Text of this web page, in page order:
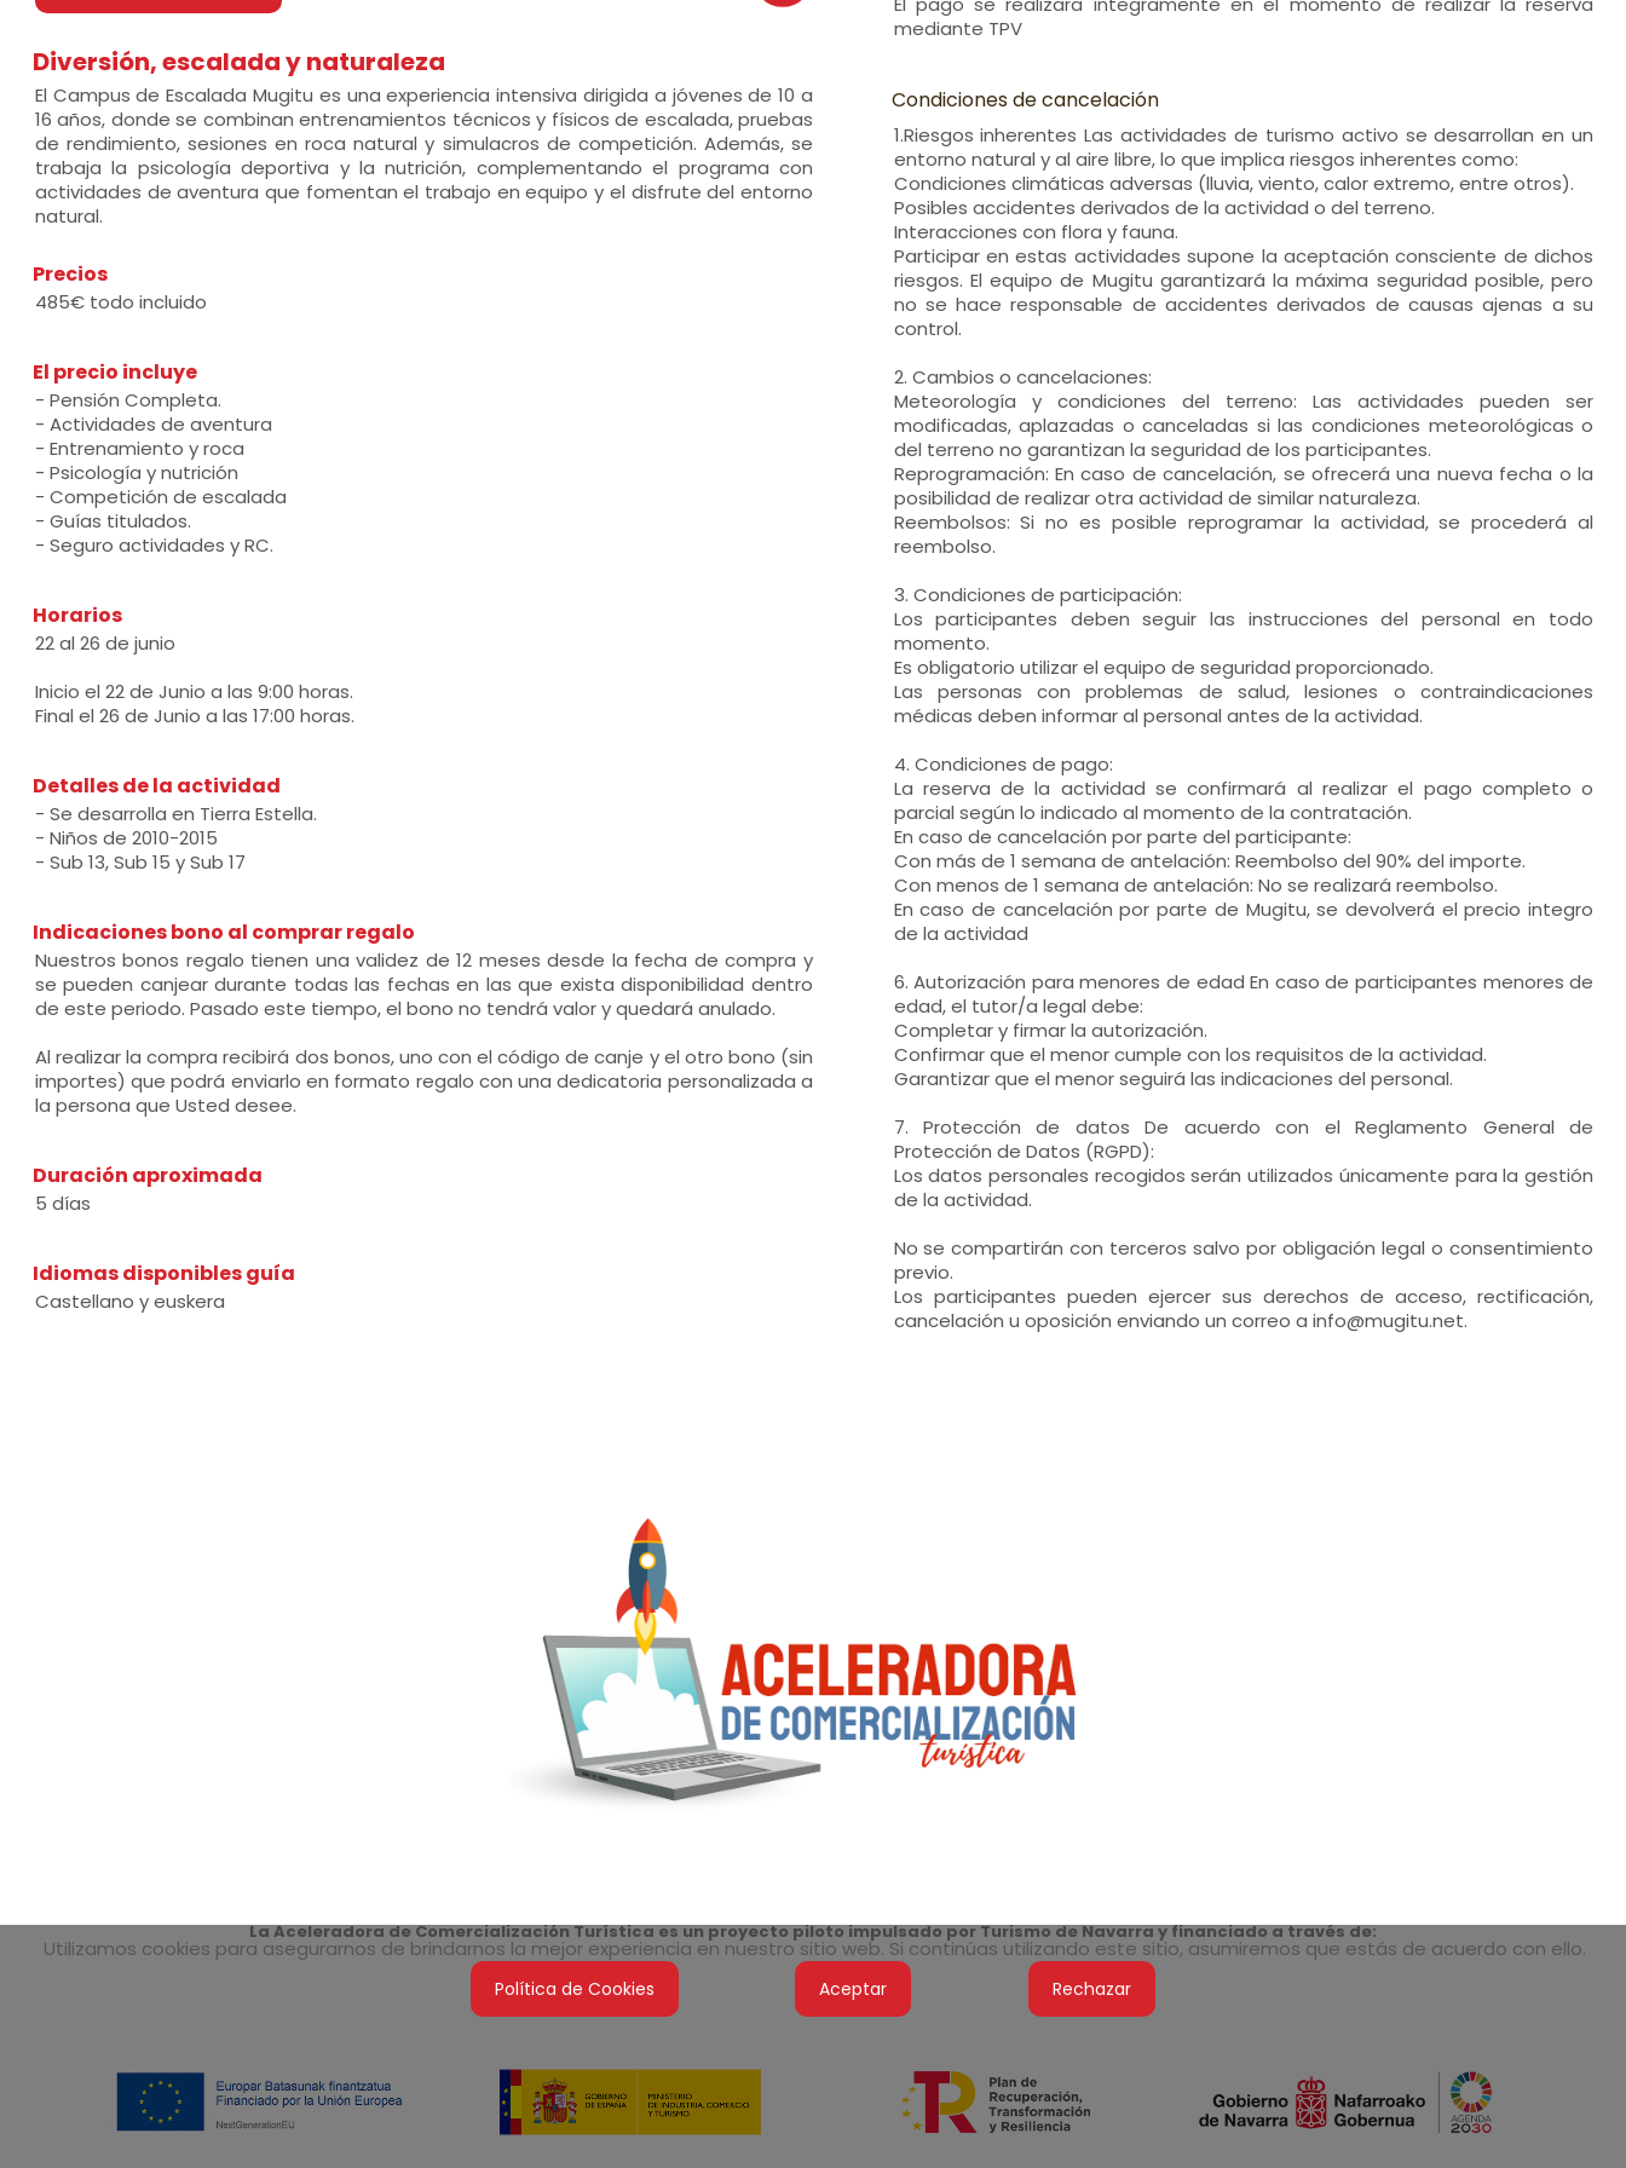
Diversión, escalada y naturaleza
El Campus de Escalada Mugitu es una experiencia intensiva dirigida a jóvenes de 10 a
16 años, donde se combinan entrenamientos técnicos y físicos de escalada, pruebas
de rendimiento, sesiones en roca natural y simulacros de competición. Además, se
trabaja la psicología deportiva y la nutrición, complementando el programa con
actividades de aventura que fomentan el trabajo en equipo y el disfrute del entorno
natural.
Precios
485€ todo incluido
El precio incluye
- Pensión Completa.
- Actividades de aventura
- Entrenamiento y roca
- Psicología y nutrición
- Competición de escalada
- Guías titulados.
- Seguro actividades y RC.
Horarios
22 al 26 de junio
Inicio el 22 de Junio a las 9:00 horas.
Final el 26 de Junio a las 17:00 horas.
Detalles de la actividad
- Se desarrolla en Tierra Estella.
- Niños de 2010-2015
- Sub 13, Sub 15 y Sub 17
Indicaciones bono al comprar regalo
Nuestros bonos regalo tienen una validez de 12 meses desde la fecha de compra y
se pueden canjear durante todas las fechas en las que exista disponibilidad dentro
de este periodo. Pasado este tiempo, el bono no tendrá valor y quedará anulado.
Al realizar la compra recibirá dos bonos, uno con el código de canje y el otro bono (sin
importes) que podrá enviarlo en formato regalo con una dedicatoria personalizada a
la persona que Usted desee.
Duración aproximada
5 días
Idiomas disponibles guía
Castellano y euskera
mediante TPV
Condiciones de cancelación
1.Riesgos inherentes Las actividades de turismo activo se desarrollan en un
entorno natural y al aire libre, lo que implica riesgos inherentes como:
Condiciones climáticas adversas (lluvia, viento, calor extremo, entre otros).
Posibles accidentes derivados de la actividad o del terreno.
Interacciones con flora y fauna.
Participar en estas actividades supone la aceptación consciente de dichos
riesgos. El equipo de Mugitu garantizará la máxima seguridad posible, pero
no se hace responsable de accidentes derivados de causas ajenas a su
control.
2. Cambios o cancelaciones:
Meteorología y condiciones del terreno: Las actividades pueden ser
modificadas, aplazadas o canceladas si las condiciones meteorológicas o
del terreno no garantizan la seguridad de los participantes.
Reprogramación: En caso de cancelación, se ofrecerá una nueva fecha o la
posibilidad de realizar otra actividad de similar naturaleza.
Reembolsos: Si no es posible reprogramar la actividad, se procederá al
reembolso.
3. Condiciones de participación:
Los participantes deben seguir las instrucciones del personal en todo
momento.
Es obligatorio utilizar el equipo de seguridad proporcionado.
Las personas con problemas de salud, lesiones o contraindicaciones
médicas deben informar al personal antes de la actividad.
4. Condiciones de pago:
La reserva de la actividad se confirmará al realizar el pago completo o
parcial según lo indicado al momento de la contratación.
En caso de cancelación por parte del participante:
Con más de 1 semana de antelación: Reembolso del 90% del importe.
Con menos de 1 semana de antelación: No se realizará reembolso.
En caso de cancelación por parte de Mugitu, se devolverá el precio integro
de la actividad
6. Autorización para menores de edad En caso de participantes menores de
edad, el tutor/a legal debe:
Completar y firmar la autorización.
Confirmar que el menor cumple con los requisitos de la actividad.
Garantizar que el menor seguirá las indicaciones del personal.
7. Protección de datos De acuerdo con el Reglamento General de
Protección de Datos (RGPD):
Los datos personales recogidos serán utilizados únicamente para la gestión
de la actividad.
No se compartirán con terceros salvo por obligación legal o consentimiento
previo.
Los participantes pueden ejercer sus derechos de acceso, rectificación,
cancelación u oposición enviando un correo a info@mugitu.net.
La Aceleradora de Comercialización Turística es un proyecto piloto impulsado por Turismo de Navarra y financiado a través de:
Utilizamos cookies para asegurarnos de brindarnos la mejor experiencia en nuestro sitio web. Si continúas utilizando este sitio, asumiremos que estás de acuerdo con ello.
Política de Cookies Aceptar Rechazar